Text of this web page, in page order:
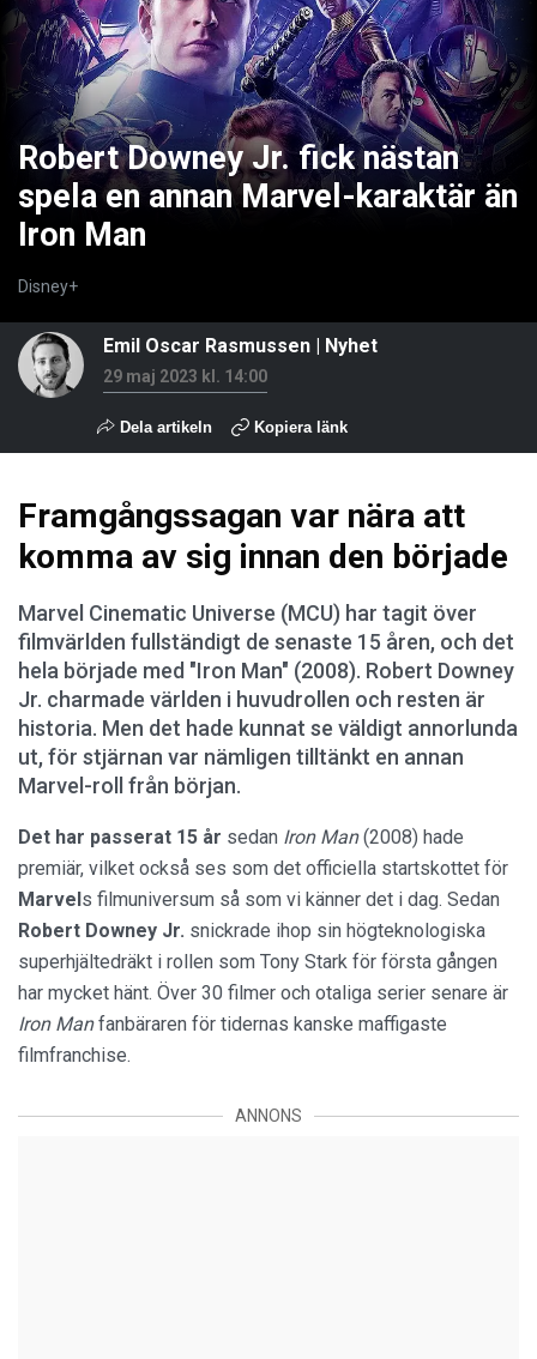
Robert Downey Jr. fick nästan
spela en annan Marvel-karaktär än
Iron Man
Disney+
Emil Oscar Rasmussen | Nyhet
29 maj 2023 kl. 14:00
Dela artikeln Kopiera länk
Framgångssagan var nära att
komma av sig innan den började
Marvel Cinematic Universe (MCU) har tagit över
filmvärlden fullständigt de senaste 15 åren, och det
hela började med "Iron Man" (2008). Robert Downey
Jr. charmade världen i huvudrollen och resten är
historia. Men det hade kunnat se väldigt annorlunda
ut, för stjärnan var nämligen tilltänkt en annan
Marvel-roll från början.
Det har passerat 15 år sedan Iron Man(2008) hade
premiär, vilket också ses som det officiella startskottet för
Marvels filmuniversum så som vi känner det i dag. Sedan
Robert Downey Jr. snickrade ihop sin högteknologiska
superhjältedräkt i rollen som Tony Stark för första gången
har mycket hänt. Över 30 filmer och otaliga serier senare är
Iron Manfanbäraren för tidernas kanske maffigaste
filmfranchise.
ANNONS